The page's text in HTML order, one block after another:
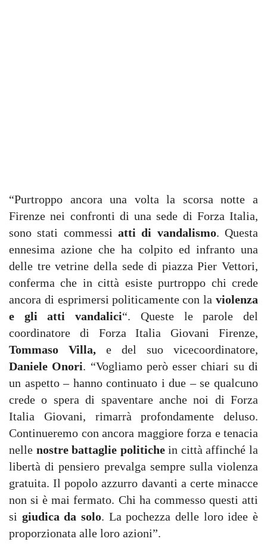
“Purtroppo ancora una volta la scorsa notte a
Firenze nei confronti di una sede di Forza Italia,
sono stati commessi atti di vandalismo. Questa
ennesima azione che ha colpito ed infranto una
delle tre vetrine della sede di piazza Pier Vettori,
conferma che in città esiste purtroppo chi crede
ancora di esprimersi politicamente con la violenza
e gli atti vandalici“. Queste le parole del
coordinatore di Forza Italia Giovani Firenze,
Tommaso Villa, e del suo vicecoordinatore,
Daniele Onori. “Vogliamo però esser chiari su di
un aspetto – hanno continuato i due – se qualcuno
crede o spera di spaventare anche noi di Forza
Italia Giovani, rimarrà profondamente deluso.
Continueremo con ancora maggiore forza e tenacia
nelle nostre battaglie politichein città affinché la
libertà di pensiero prevalga sempre sulla violenza
gratuita. Il popolo azzurro davanti a certe minacce
non si è mai fermato. Chi ha commesso questi atti
si giudica da solo. La pochezza delle loro idee è
proporzionata alle loro azioni”.